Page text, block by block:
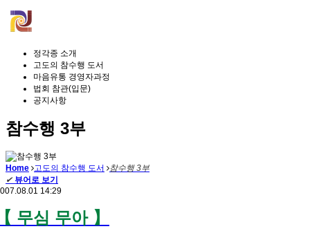
정각종 소개
고도의 참수행 도서
마음유통 경영자과정
법회 참관(입문)
공지사항
참수행 3부
Home 고도의 참수행 도서
참수행 3부
✔ 뷰어로 보기
14:29
무심 무아 】